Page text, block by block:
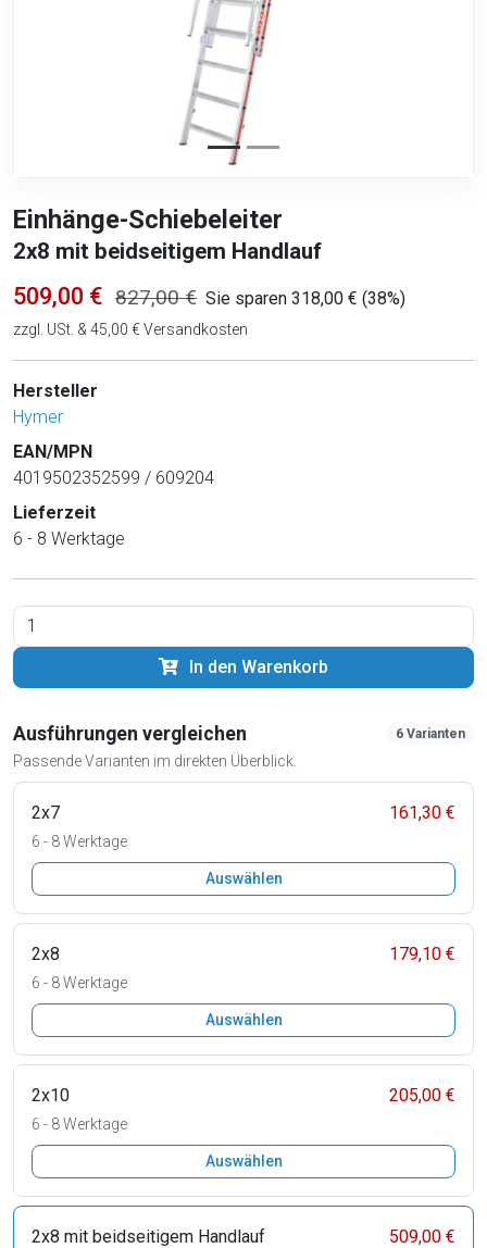
Einhänge-Schiebeleiter
2x8 mit beidseitigem Handlauf
509,00 € 827,00 € Sie sparen 318,00 € (38%)
zzgl. USt. & 45,00 € Versandkosten
Hersteller
Hymer
EAN/MPN
4019502352599 / 609204
Lieferzeit
6 - 8 Werktage
In den Warenkorb
Ausführungen vergleichen
Passende Varianten im direkten Überblick.
6 Varianten
2x7 161,30 €
6 - 8 Werktage
Auswählen
2x8 179,10 €
6 - 8 Werktage
Auswählen
2x10 205,00 €
6 - 8 Werktage
Auswählen
2x8 mit beidseitigem Handlauf 509,00 €